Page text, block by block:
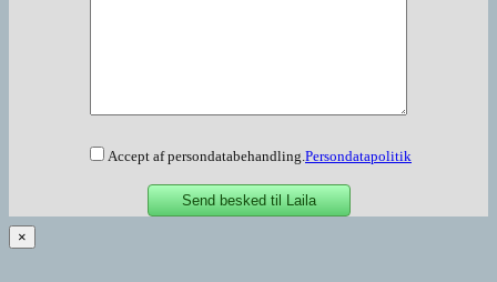
Accept af persondatabehandling. Persondatapolitik
×